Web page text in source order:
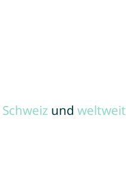
Schweiz und weltweit